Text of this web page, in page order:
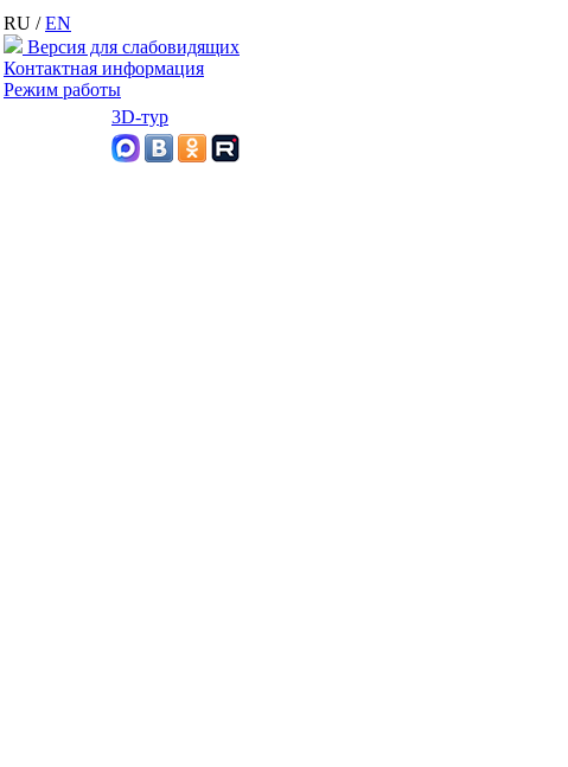
RU /EN
Версия для слабовидящих
Контактная информация
Режим работы
3D-тур